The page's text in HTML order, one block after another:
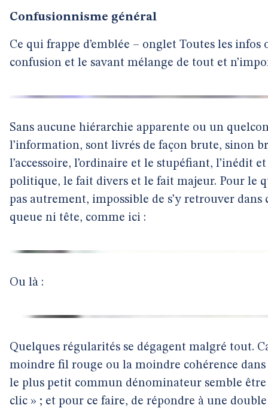
Confusionnisme général
Ce qui frappe d’emblée – onglet Toutes les infos
confusion et le savant mélange de tout et
Sans aucune hiérarchie apparente ou un
l’information, sont livrés de façon brute, sinon
l’accessoire, l’ordinaire et le stupéfiant, l’inédit
politique, le fait divers et le fait majeur. Pour le
pas autrement, impossible de s’y retrouver dans
queue ni tête, comme ici :
Ou là :
Quelques régularités se dégagent malgré tout.
moindre fil rouge ou la moindre cohérence
le plus petit commun dénominateur semble
clic » ; et pour ce faire, de répondre à une